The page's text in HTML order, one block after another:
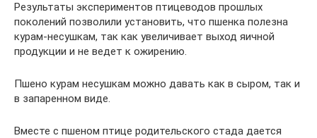
Результаты экспериментов птицеводов прошлых
поколений позволили установить, что пшенка полезна
курам-несушкам, так как увеличивает выход яичной
продукции и не ведет к ожирению.
Пшено курам несушкам можно давать как в сыром, так и
в запаренном виде.
Вместе с пшеном птице родительского стада дается